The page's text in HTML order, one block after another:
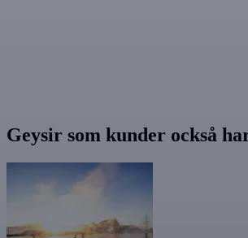
Geysir som kunder också